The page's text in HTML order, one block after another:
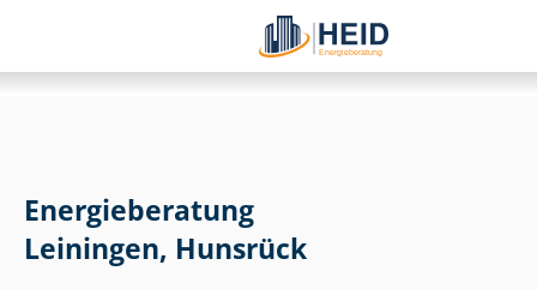
Energieberatung
Leiningen, Hunsrück